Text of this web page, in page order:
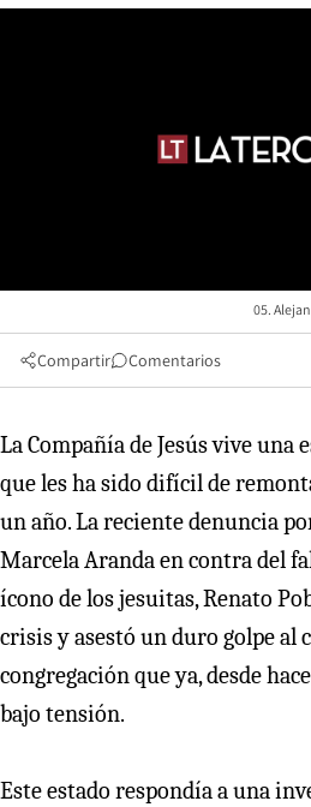
05.
Compartir Comentarios
La Compañía de Jesús vive una
que les ha sido difícil de
un año. La reciente denuncia
Marcela Aranda en contra del
ícono de los jesuitas, Renato
crisis y asestó un duro golpe al
congregación que ya, desde
bajo tensión.
Este estado respondía a una